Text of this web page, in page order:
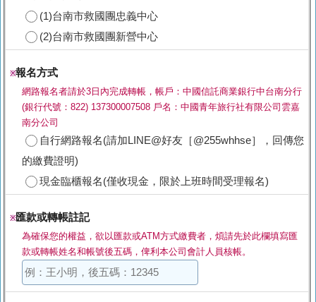
(1)台南市救國團忠義中心
(2)台南市救國團新營中心
※報名方式
網路報名者請於3日內完成轉帳，帳戶：中國信託商業銀行中台南分行
(銀行代號：822) 137300007508 戶名：中國青年旅行社有限公司雲嘉
南分公司
自行網路報名(請加LINE@好友［@255whhse］，回傳您
的繳費證明)
現金臨櫃報名(僅收現金，限於上班時間受理報名)
※匯款或轉帳註記
為確保您的權益，欲以匯款或ATM方式繳費者，煩請先於此欄填寫匯
款或轉帳姓名和帳號後五碼，俾利本公司會計人員核帳。